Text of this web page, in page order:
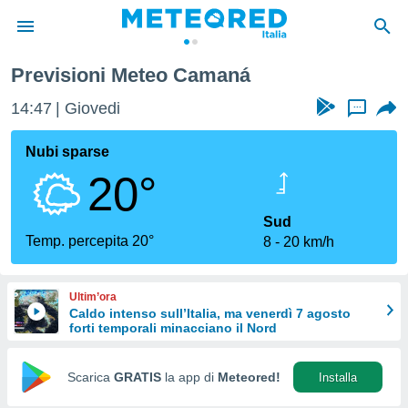
di
per
le
di
Web
Previsioni Meteo Camaná
14:47 Giovedi ...
Nubi sparse
20°
Temp. percepita 20°
Sud
8
20 km/h
Ultim’ora
Caldo intenso sull’Italia, ma venerdì 7 agosto
forti temporali minacciano il Nord
Scarica GRATIS la app di Meteored! Installa